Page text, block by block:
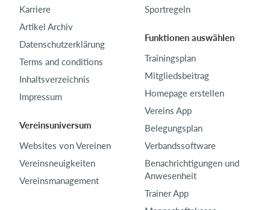
Karriere
Artikel Archiv
Datenschutzerklärung
Terms and conditions
Inhaltsverzeichnis
Impressum
Vereinsuniversum
Websites von Vereinen
Vereinsneuigkeiten
Vereinsmanagement
Sportregeln
Funktionen auswählen
Trainingsplan
Mitgliedsbeitrag
Homepage erstellen
Vereins App
Belegungsplan
Verbandssoftware
Benachrichtigungen und
Anwesenheit
Trainer App